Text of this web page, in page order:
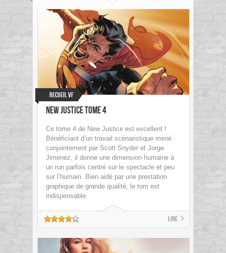
Recueil VF
New Justice Tome 4
Ce tome 4 de New Justice est excellent !
Bénéficiant d’un travail scénaristique mené
conjointement par Scott Snyder et Jorge
Jimenez, il donne une dimension humaine à
un run parfois centré sur le spectacle et peu
sur l’humain. Bien aidé par une prestation
graphique de grande qualité, le tom est
indispensable.
Lire